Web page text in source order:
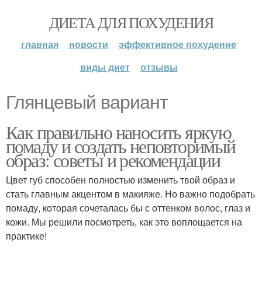
ДИЕТА ДЛЯ ПОХУДЕНИЯ
главная новости
эффективное похудение
виды диет
отзывы
Глянцевый вариант
Как правильно наносить яркую
помаду и создать неповторимый
образ: советы и рекомендации
Цвет губ способен полностью изменить твой образ и
стать главным акцентом в макияже. Но важно подобрать
помаду, которая сочеталась бы с оттенком волос, глаз и
кожи. Мы решили посмотреть, как это воплощается на
практике!